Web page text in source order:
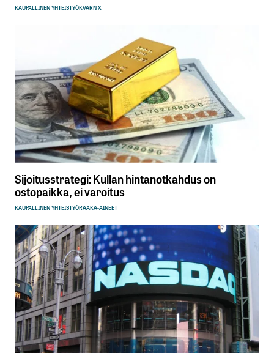
KAUPALLINEN YHTEISTYÖKVARN X
Sijoitusstrategi: Kullan hintanotkahdus on
ostopaikka, ei varoitus
KAUPALLINEN YHTEISTYÖRAAKA-AINEET